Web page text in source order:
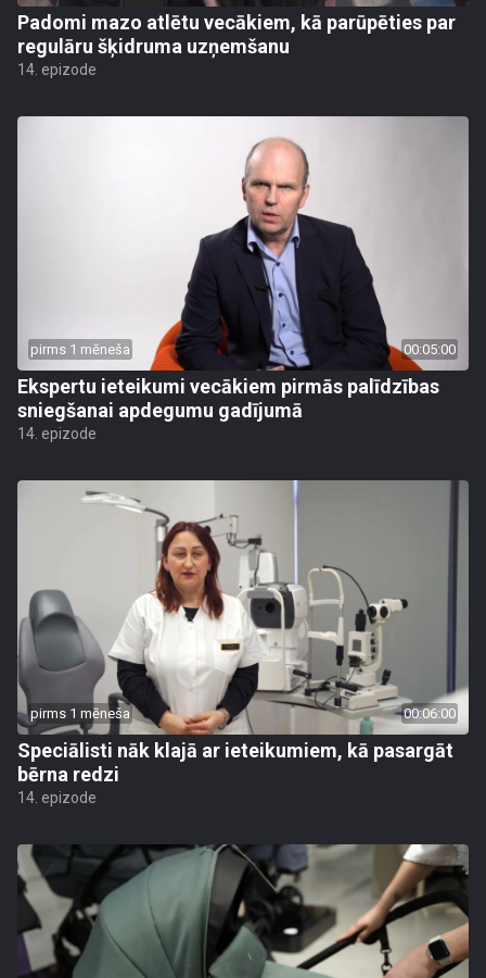
Padomi mazo atlētu vecākiem, kā parūpēties par
regulāru šķidruma uzņemšanu
14. epizode
pirms 1 mēneša 00:05:00
Ekspertu ieteikumi vecākiem pirmās palīdzības
sniegšanai apdegumu gadījumā
14. epizode
pirms 1 mēneša 00:06:00
Speciālisti nāk klajā ar ieteikumiem, kā pasargāt
bērna redzi
14. epizode